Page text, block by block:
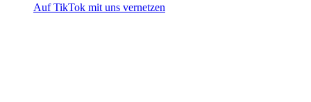
Auf TikTok mit uns vernetzen